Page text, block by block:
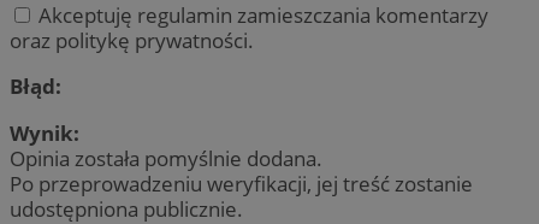
Akceptuję regulamin zamieszczania komentarzy
oraz politykę prywatności.
Błąd:
Wynik:
Opinia została pomyślnie dodana.
Po przeprowadzeniu weryfikacji, jej treść zostanie
udostępniona publicznie.